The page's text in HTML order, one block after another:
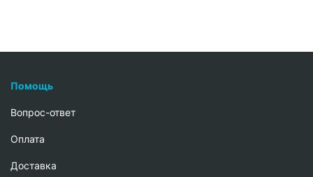
Помощь
Вопрос-ответ
Oплата
Доставка